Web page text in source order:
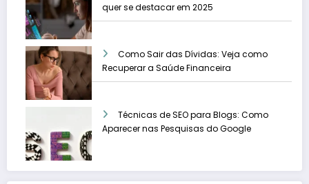
quer se destacar em 2025
Como Sair das Dívidas: Veja como
Recuperar a Saúde Financeira
Técnicas de SEO para Blogs: Como
Aparecer nas Pesquisas do Google